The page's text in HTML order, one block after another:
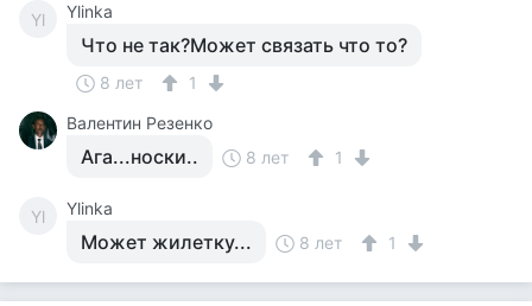
Yl Ylinka
Что не так?Может связать что то?
8 лет
1
Валентин Резенко
Ага...носки.. 8 лет 1
Yl Ylinka
Может жилетку... 8 лет 1